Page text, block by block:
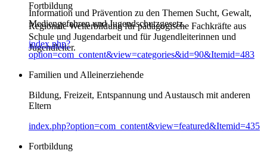
Fortbildung
Regionale Weiterbildung für pädagogische Fachkräfte aus
Schule und Jugendarbeit und für Jugendleiterinnen und
Jugendleiter.
Information und Prävention zu den Themen Sucht, Gewalt,
Mediengefahren und Jugendschutzgesetz.
index.php?
option=com_content&view=categories&id=90&Itemid=483
Familien und Alleinerziehende
Bildung, Freizeit, Entspannung und Austausch mit anderen
Eltern
index.php?option=com_content&view=featured&Itemid=435
Fortbildung